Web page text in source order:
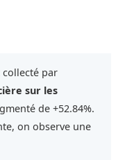
collecté par
sur les
de +52.84%.
on observe une